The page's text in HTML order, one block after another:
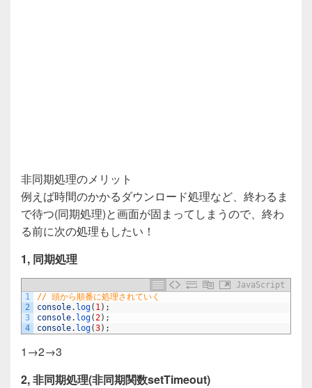
非同期処理のメリット
例えば時間のかかるダウンロード処理など、終わるま
で待つ(同期処理)と画面が固まってしまうので、終わ
る前に次の処理もしたい！
1, 同期処理
JavaScript
1
2
3
4
// 頭から順番に処理されていく
console. log( 1) ;
console. log(2) ;
console. log(3) ;
1→2→3
2, 非同期処理(非同期関数setTimeout)